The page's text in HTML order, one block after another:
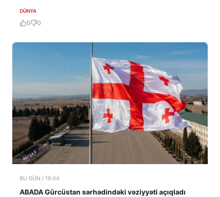
DÜNYA
0 0
BU GÜN / 19:04
ABADA Gürcüstan sərhədindəki vəziyyəti açıqladı